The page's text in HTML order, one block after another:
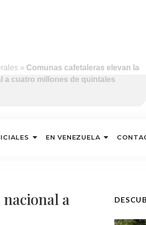
» Comunas cafetaleras elevan la
a cuatro millones de quintales
EN VENEZUELA
a